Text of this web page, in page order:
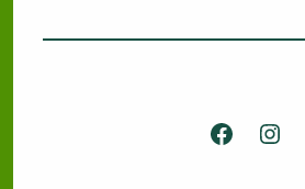
Facebook